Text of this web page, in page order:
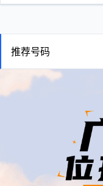
推荐号码